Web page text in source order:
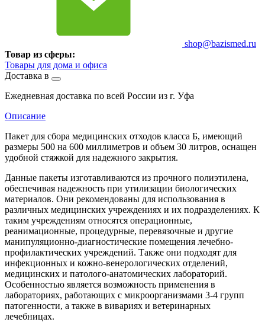
shop@bazismed.ru
Товар из сферы:
Товары для дома и офиса
Доставка в
Ежедневная доставка по всей России из г. Уфа
Описание
Пакет для сбора медицинских отходов класса Б, имеющий
размеры 500 на 600 миллиметров и объем 30 литров, оснащен
удобной стяжкой для надежного закрытия.
Данные пакеты изготавливаются из прочного полиэтилена,
обеспечивая надежность при утилизации биологических
материалов. Они рекомендованы для использования в
различных медицинских учреждениях и их подразделениях. К
таким учреждениям относятся операционные,
реанимационные, процедурные, перевязочные и другие
манипуляционно-диагностические помещения лечебно-
профилактических учреждений. Также они подходят для
инфекционных и кожно-венерологических отделений,
медицинских и патолого-анатомических лабораторий.
Особенностью является возможность применения в
лабораториях, работающих с микроорганизмами 3-4 групп
патогенности, а также в вивариях и ветеринарных
лечебницах.